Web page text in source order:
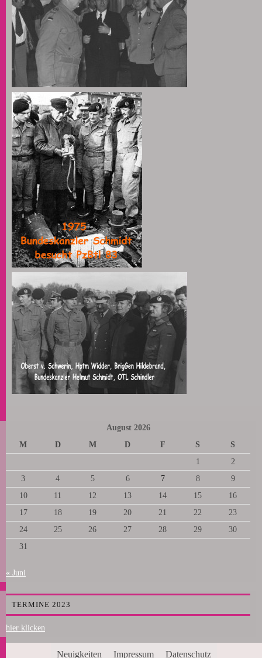
August 2026
M
D M D F S
S
1
2
3
4 5 6 7 8
9
10
11 12 13 14 15
16
17
18 19 20 21 22
23
24
25 26 27 28 29
30
31
« Juni
TERMINE 2023
hier klicken
Neuigkeiten Impressum Datenschutz